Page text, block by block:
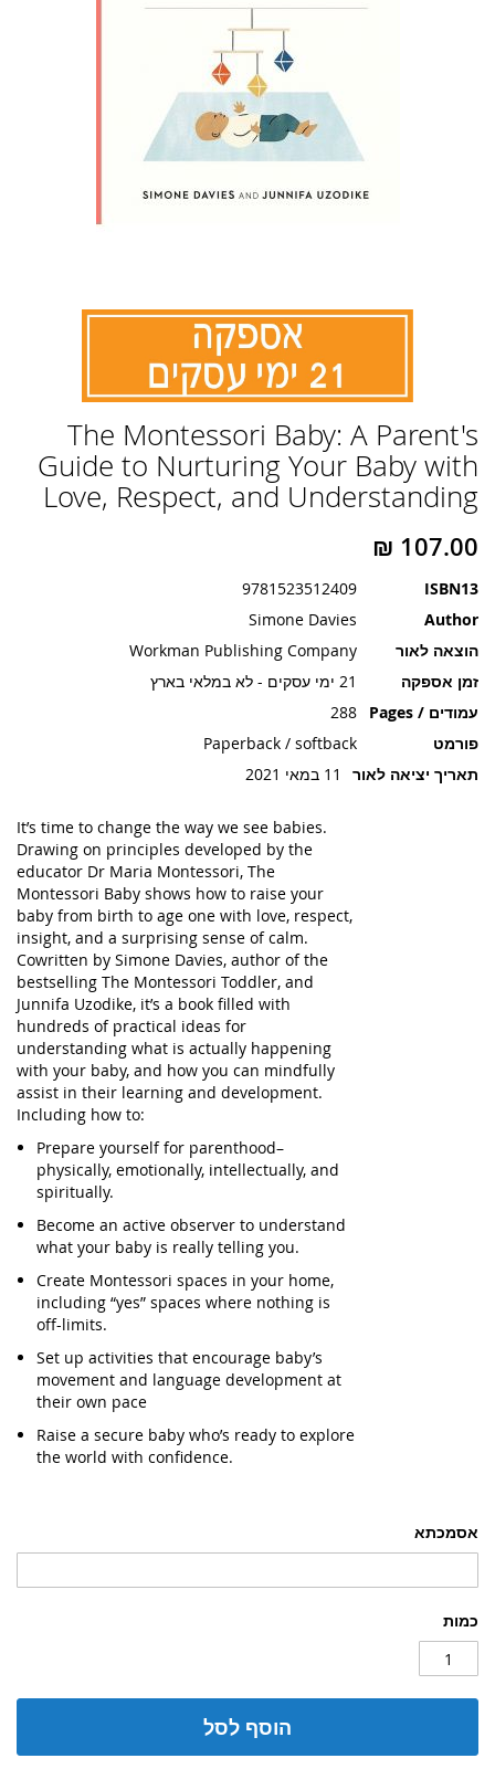
אסמכתא
כמות
הוסף לסל
The Montessori Baby: A Parent's
Guide to Nurturing Your Baby with
Love, Respect, and Understanding
ISBN13
9781523512409
Author
Simone Davies
הוצאה לאור
Workman Publishing Company
זמן אספקה
21 ימי עסקים - לא במלאי בארץ
עמודים / Pages
288
פורמט
Paperback / softback
תאריך יציאה לאור
11 במאי 2021
It’s time to change the way we see babies.
Drawing on principles developed by the
educator Dr Maria Montessori, The
Montessori Baby shows how to raise your
baby from birth to age one with love, respect,
insight, and a surprising sense of calm.
Cowritten by Simone Davies, author of the
bestselling The Montessori Toddler, and
Junnifa Uzodike, it’s a book filled with
hundreds of practical ideas for
understanding what is actually happening
with your baby, and how you can mindfully
assist in their learning and development.
Including how to:
Prepare yourself for parenthood–
physically, emotionally, intellectually, and
spiritually.
Become an active observer to understand
what your baby is really telling you.
Create Montessori spaces in your home,
including “yes” spaces where nothing is
off-limits.
Set up activities that encourage baby’s
movement and language development at
their own pace
Raise a secure baby who’s ready to explore
the world with confidence.
להתחלה
של
גלריית
תמונות